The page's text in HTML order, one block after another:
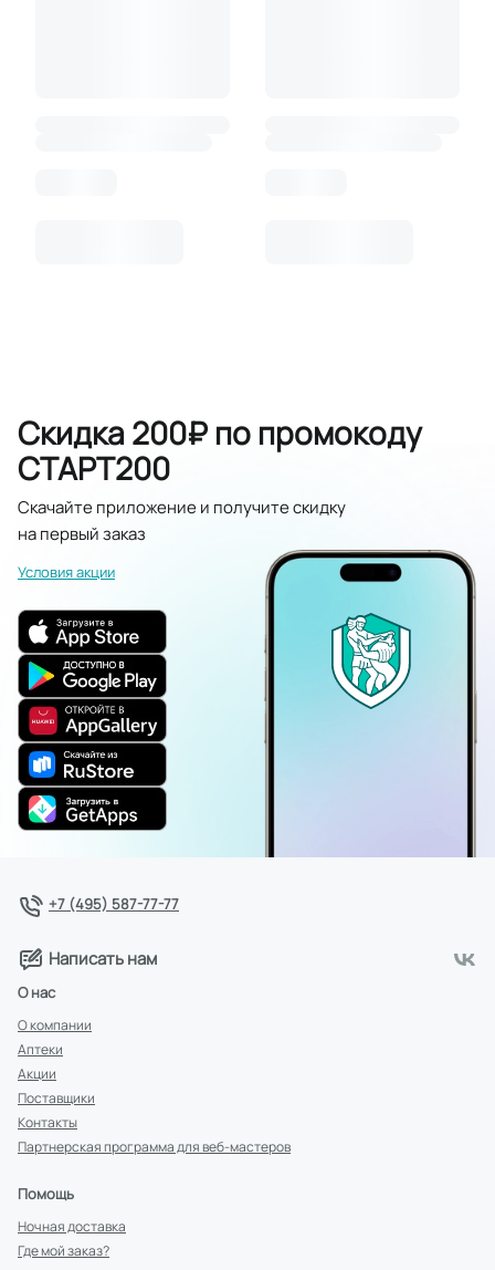
Скидка 200₽ по промокоду
СТАРТ200
Скачайте приложение и получите скидку
на первый заказ
Условия акции
+7 (495) 587-77-77
Написать нам
О нас
О компании
Аптеки
Акции
Поставщики
Контакты
Партнерская программа для веб-мастеров
Помощь
Ночная доставка
Где мой заказ?